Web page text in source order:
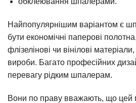
Найпопулярнішим варіантом є
бути економічні паперові
флізелінові чи вінілові
вироби. Багато професійних
перевагу рідким шпалерам.
Вони по праву вважають, що цей